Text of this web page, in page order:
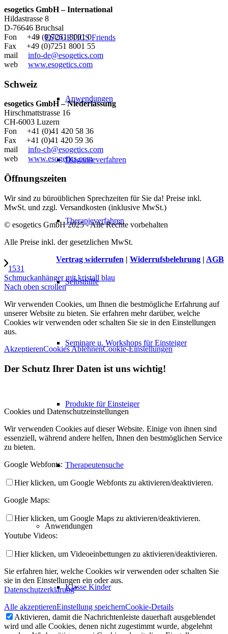
ESOGETICS Friends
Anwendungen
Diagnoseverfahren
Therapieverfahren
Selbsthilfe
Seminare u. Workshops für Einsteiger
Produkte für Einsteiger
Therapeutensuche
Anwendungen
Klasse Kinder
esogetics GmbH – International
Hildastrasse 8
D-76646 Bruchsal
Fon +49 (0)7251 8001 0
Fax +49 (0)7251 8001 55
mail info-de@esogetics.com
web www.esogetics.com
Schweiz
esogetics GmbH – Niederlassung
Hirschmattstrasse 16
CH-6003 Luzern
Fon +41 (0)41 420 58 36
Fax +41 (0)41 420 59 36
mail info-ch@esogetics.com
web www.esogetics.com
Öffnungszeiten
Wir sind zu büroüblichen Sprechzeiten für Sie da! Preise inkl.
MwSt. und zzgl. Versandkosten (inklusive MwSt.)
© esogetics GmbH 2025 - Alle Rechte vorbehalten
Alle Preise inkl. der gesetzlichen MwSt.
Vertrag widerrufen | Widerrufsbelehrung | AGB
1531
Schmuckanhänger mit kristall blau
Nach oben scrollen
Wir verwenden Cookies, um Ihnen die bestmögliche Erfahrung auf
unserer Website zu bieten. Sie erfahren mehr darüber, welche
Cookies wir verwenden oder schalten Sie sie in den Einstellungen
aus.
AkzeptierenCookies AblehnenCookie-Einstellungen
Der Schutz Ihrer Daten ist uns wichtig!
Cookies und Datenschutzeinstellungen
Wir verwenden Cookies auf dieser Website. Einige von ihnen sind
essenziell, während andere helfen, Ihnen den bestmöglichen Service
zu bieten.
Google Webfonts:
Hier klicken, um Google Webfonts zu aktivieren/deaktivieren.
Google Maps:
Hier klicken, um Google Maps zu aktivieren/deaktivieren.
Youtube Videos:
Hier klicken, um Videoeinbettungen zu aktivieren/deaktivieren.
Sie erfahren hier, welche Cookies wir verwenden oder schalten Sie
sie in den Einstellungen ein oder aus.
Datenschutzerklärung"
Alle akzeptierenEinstellung speichernCookie-Details
Aktivieren, damit die Nachrichtenleiste dauerhaft ausgeblendet
wird und alle Cookies, denen nicht zugestimmt wurde, abgelehnt